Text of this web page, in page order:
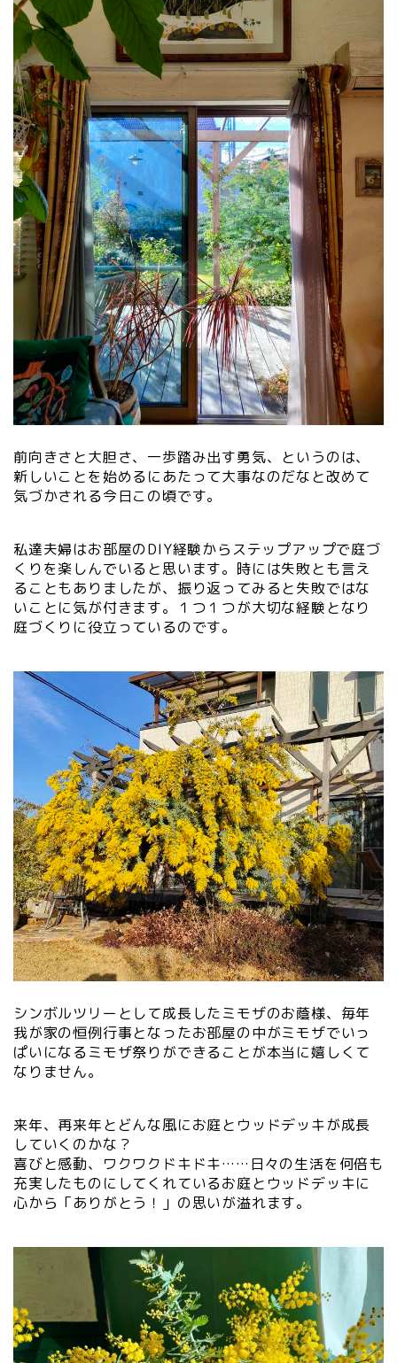
前向きさと大胆さ、一歩踏み出す勇気、というのは、
新しいことを始めるにあたって大事なのだなと改めて
気づかされる今日この頃です。
私達夫婦はお部屋のDIY経験からステップアップで庭づ
くりを楽しんでいると思います。時には失敗とも言え
ることもありましたが、振り返ってみると失敗ではな
いことに気が付きます。１つ１つが大切な経験となり
庭づくりに役立っているのです。
シンボルツリーとして成長したミモザのお蔭様、毎年
我が家の恒例行事となったお部屋の中がミモザでいっ
ぱいになるミモザ祭りができることが本当に嬉しくて
なりません。
来年、再来年とどんな風にお庭とウッドデッキが成長
していくのかな？
喜びと感動、ワクワクドキドキ……日々の生活を何倍も
充実したものにしてくれているお庭とウッドデッキに
心から「ありがとう！」の思いが溢れます。